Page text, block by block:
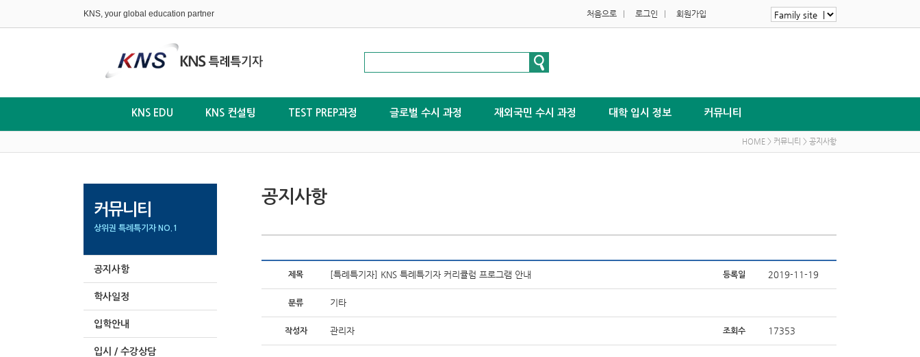
KNS, your global education partner 처음으로 로그인 회원가입
KNS EDU KNS 컨설팅 TEST PREP과정 글로벌 수시 과정 재외국민 수시 과정 대학 입시 정보 커뮤니티
HOME > 커뮤니티 > 공지사항
커뮤니티
상위권 특례특기자 NO.1
공지사항
학사일정
입학안내
입시 / 수강상담
공지사항
제목 [특례특기자] KNS 특례특기자 커리큘럼 프로그램 안내 등록일 2019-11-19
분류 기타
작성자 관리자 조회수 17353